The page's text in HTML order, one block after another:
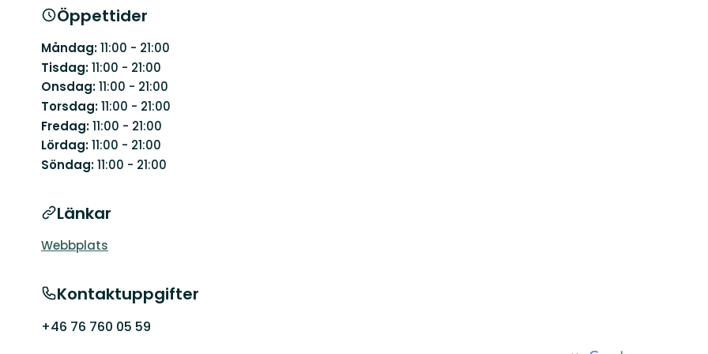
Öppettider
Måndag:11:00 - 21:00
Tisdag:11:00 - 21:00
Onsdag:11:00 - 21:00
Torsdag:11:00 - 21:00
Fredag:11:00 - 21:00
Lördag:11:00 - 21:00
Söndag:11:00 - 21:00
Länkar
Webbplats
Kontaktuppgifter
+46 76 760 05 59